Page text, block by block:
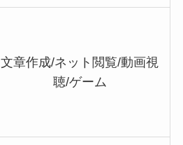
文章作成/ネット閲覧/動画視
聴/ゲーム